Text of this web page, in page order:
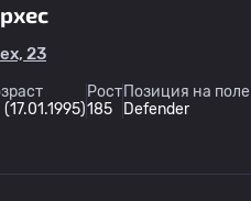
23
Рост
185
Позиция на поле
Defender